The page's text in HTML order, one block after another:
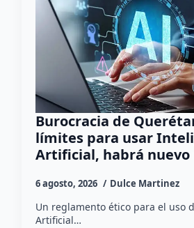
Burocracia de
límites para usar
Artificial, habrá
6 agosto, 2026 Dulce Martinez
Un reglamento ético para el uso
Artificial…